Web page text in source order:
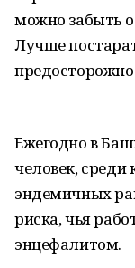
можно забыть
Лучше
Ежегодно в
человек,
эндемичных
риска, чья
энцефалитом.